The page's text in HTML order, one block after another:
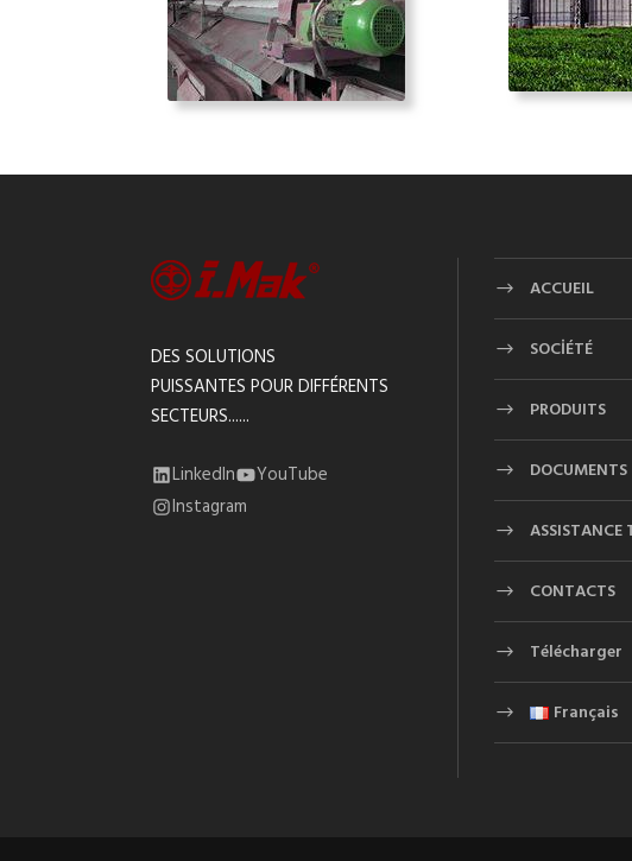
DES SOLUTIONS
PUISSANTES POUR DIFFÉRENTS
SECTEURS......
LinkedIn
YouTube
Instagram
ACCUEIL
SOCİÉTÉ
PRODUITS
DOCUMENTS
ASSISTANCE
CONTACTS
Télécharger
Français